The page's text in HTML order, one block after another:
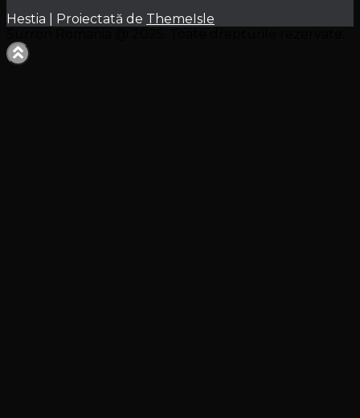
Hestia | Proiectată de ThemeIsle